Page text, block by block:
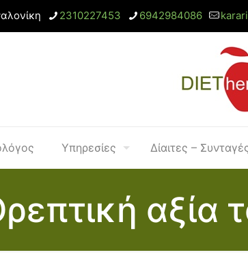
2310227453 6942984086
Υπηρεσίες Δίαιτες –
αξία